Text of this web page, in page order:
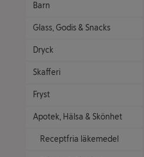
Barn
Glass, Godis & Snacks
Dryck
Skafferi
Fryst
Apotek, Hälsa & Skönhet
Receptfria läkemedel